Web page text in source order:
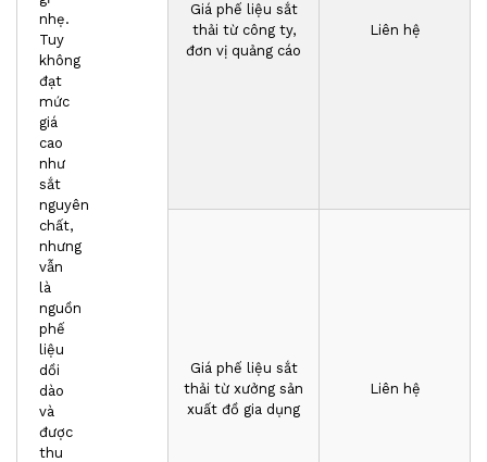
nhẹ.
Tuy
không
đạt
mức
giá
cao
như
sắt
nguyên
chất,
nhưng
vẫn
là
nguồn
phế
liệu
dồi
dào
và
được
thu
Giá phế liệu sắt
thải từ công ty,
đơn vị quảng cáo
Liên hệ
Giá phế liệu sắt
thải từ xưởng sản
xuất đồ gia dụng
Liên hệ